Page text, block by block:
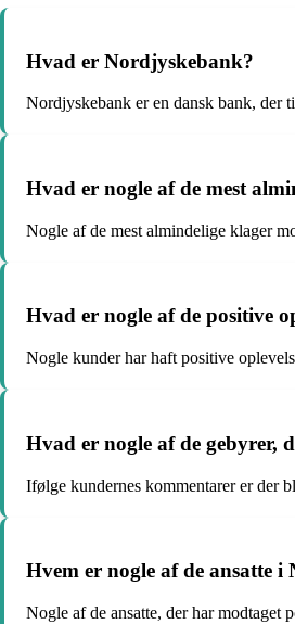
Hvad er Nordjyskebank?
Nordjyskebank er en dansk bank, der
Hvad er nogle af de mest
Nogle af de mest almindelige klager
Hvad er nogle af de positive
Nogle kunder har haft positive
Hvad er nogle af de gebyrer,
Ifølge kundernes kommentarer er der
Hvem er nogle af de ansatte
Nogle af de ansatte, der har